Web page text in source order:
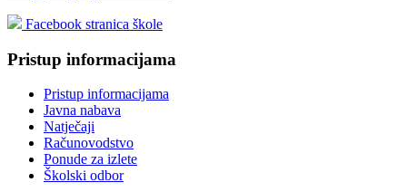
Facebook stranica škole
Pristup informacijama
Pristup informacijama
Javna nabava
Natječaji
Računovodstvo
Ponude za izlete
Školski odbor